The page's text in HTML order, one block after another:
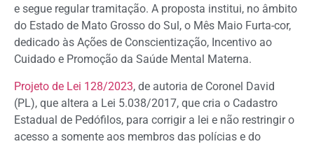
e segue regular tramitação. A proposta institui, no âmbito
do Estado de Mato Grosso do Sul, o Mês Maio Furta-cor,
dedicado às Ações de Conscientização, Incentivo ao
Cuidado e Promoção da Saúde Mental Materna.
Projeto de Lei 128/2023, de autoria de Coronel David
(PL), que altera a Lei 5.038/2017, que cria o Cadastro
Estadual de Pedófilos, para corrigir a lei e não restringir o
acesso a somente aos membros das polícias e do